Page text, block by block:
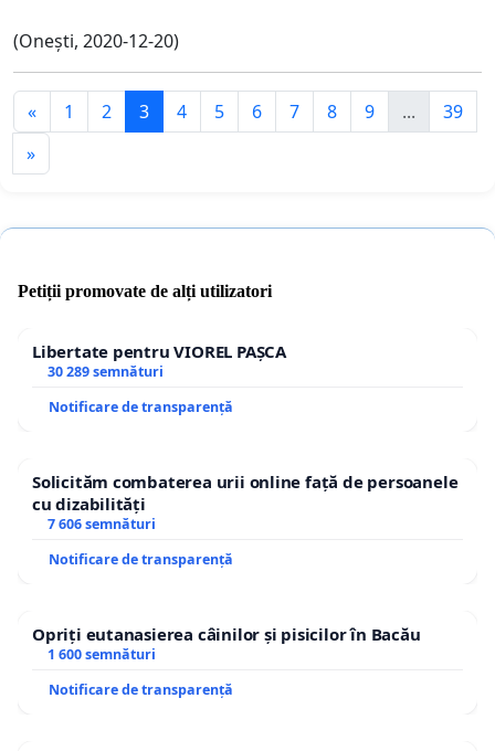
(Onești, 2020-12-20)
« 1 2 3 4 5 6 7 8 9 ...
39
»
Petiții promovate de alți utilizatori
Libertate pentru VIOREL PAȘCA
30 289 semnături
Notificare de transparență
Solicităm combaterea urii online față de persoanele
cu dizabilități
7 606 semnături
Notificare de transparență
Opriți eutanasierea câinilor și pisicilor în Bacău
1 600 semnături
Notificare de transparență